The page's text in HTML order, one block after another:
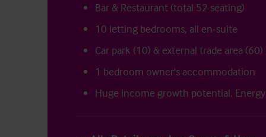
Bar & Restaurant (total 52 seating)
10 letting bedrooms, all en-suite
Car park (10) & external trade area (60)
1 bedroom owner's accommodation
Huge income growth potential.